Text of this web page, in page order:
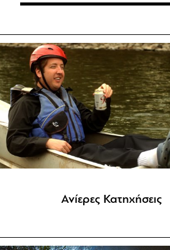
Ανίερες Κατηχήσεις